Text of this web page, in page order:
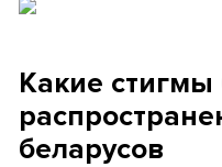
Какие
беларусов